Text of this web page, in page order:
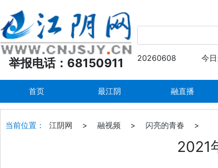
举报电话：68150911 20260608 今
首页 最江阴 融直播
当前位置： 江阴网 > 融视频 > 闪亮的青春 >
2021